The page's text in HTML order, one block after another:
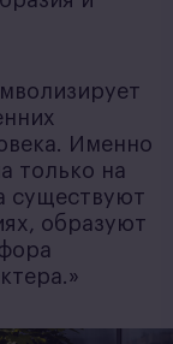
Именно
только на
существуют
образуют